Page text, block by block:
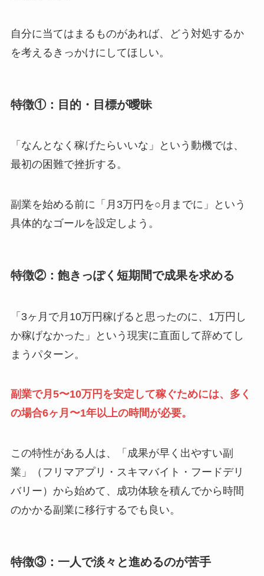
自分に当てはまるものがあれば、どう対処するか
を考えるきっかけにしてほしい。
特徴①：目的・目標が曖昧
「なんとなく稼げたらいいな」という動機では、
最初の困難で挫折する。
副業を始める前に「月3万円を○月までに」という
具体的なゴールを設定しよう。
特徴②：飽きっぽく短期間で成果を求める
「3ヶ月で月10万円稼げると思ったのに、1万円し
か稼げなかった」という現実に直面して辞めてし
まうパターン。
副業で月5〜10万円を安定して稼ぐためには、多く
の場合6ヶ月〜1年以上の時間が必要。
この特性がある人は、「成果が早く出やすい副
業」（フリマアプリ・スキマバイト・フードデリ
バリー）から始めて、成功体験を積んでから時間
のかかる副業に移行するでも良い。
特徴③：一人で淡々と進めるのが苦手